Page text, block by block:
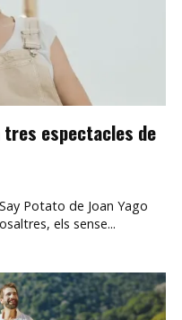
tres espectacles de
Potato de Joan Yago
els sense...